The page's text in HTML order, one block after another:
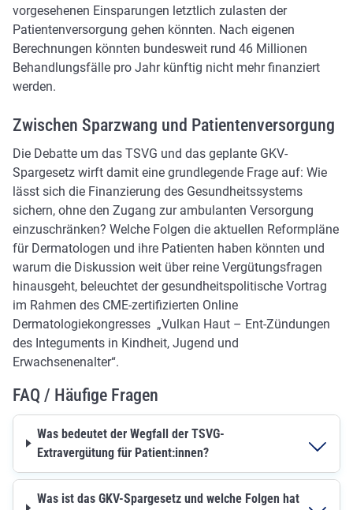
vorgesehenen Einsparungen letztlich zulasten der
Patientenversorgung gehen könnten. Nach eigenen
Berechnungen könnten bundesweit rund 46 Millionen
Behandlungsfälle pro Jahr künftig nicht mehr finanziert
werden.
Zwischen Sparzwang und Patientenversorgung
Die Debatte um das TSVG und das geplante GKV-
Spargesetz wirft damit eine grundlegende Frage auf: Wie
lässt sich die Finanzierung des Gesundheitssystems
sichern, ohne den Zugang zur ambulanten Versorgung
einzuschränken? Welche Folgen die aktuellen Reformpläne
für Dermatologen und ihre Patienten haben könnten und
warum die Diskussion weit über reine Vergütungsfragen
hinausgeht, beleuchtet der gesundheitspolitische Vortrag
im Rahmen des CME-zertifizierten Online
Dermatologiekongresses „Vulkan Haut – Ent-Zündungen
des Integuments in Kindheit, Jugend und
Erwachsenenalter“.
FAQ / Häufige Fragen
Was bedeutet der Wegfall der TSVG-
Extravergütung für Patient:innen?
Was ist das GKV-Spargesetz und welche Folgen hat